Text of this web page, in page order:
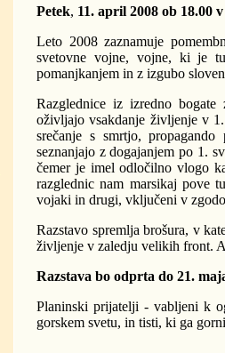
Petek, 11. april 2008 ob 18.00
Leto 2008 zaznamuje
svetovne vojne, vojne, ki je
pomanjkanjem in z izgubo
Razglednice iz izredno
oživljajo vsakdanje življenje v
srečanje s smrtjo,
seznanjajo z dogajanjem po 1.
čemer je imel odločilno vlogo
razglednic nam marsikaj pove
vojaki in drugi, vključeni v
Razstavo spremlja brošura, v
življenje v zaledju velikih front.
Razstava bo odprta do 21.
Planinski prijatelji - vabljeni k
gorskem svetu, in tisti, ki ga